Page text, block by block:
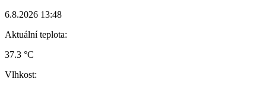
6.8.2026 13:48
Aktuální teplota:
37.3 °C
Vlhkost: